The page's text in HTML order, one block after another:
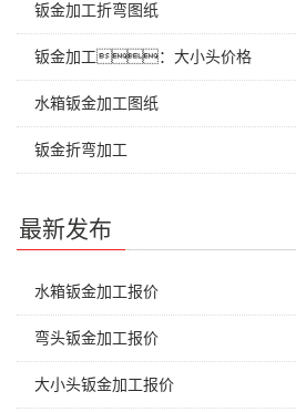
钣金加工折弯图纸
钣金加工：大小头价格
水箱钣金加工图纸
钣金折弯加工
最新发布
水箱钣金加工报价
弯头钣金加工报价
大小头钣金加工报价